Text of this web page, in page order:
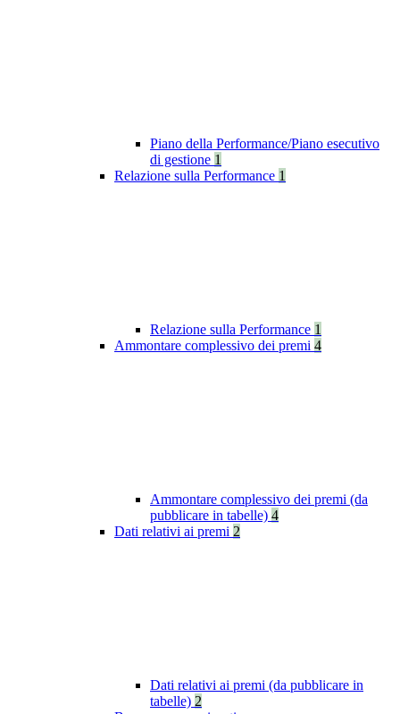
Piano della Performance/Piano esecutivo
di gestione 1
Relazione sulla Performance 1
Relazione sulla Performance 1
Ammontare complessivo dei premi 4
Ammontare complessivo dei premi (da
pubblicare in tabelle) 4
Dati relativi ai premi 2
Dati relativi ai premi (da pubblicare in
tabelle) 2